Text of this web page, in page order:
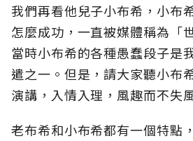
我們再看他兒子小布希，小布
怎麼成功，一直被媒體稱為「
當時小布希的各種愚蠢段子是
遣之一。但是，請大家聽小布
演講，入情入理，風趣而不失
老布希和小布希都有一個特點